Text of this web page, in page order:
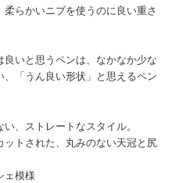
らかいニブを使うのに良い重さ
いと思うペンは、なかなか少な
「うん良い形状」と思えるペン
、ストレートなスタイル。
トされた、丸みのない天冠と尻
ェ模様